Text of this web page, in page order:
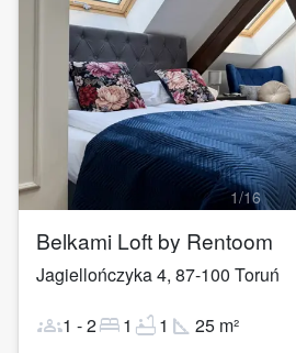
1/16
Belkami Loft by Rentoom
Jagiellończyka 4, 87-100 Toruń
groups1 -2bed1 bathtub1 square_foot 25 m²